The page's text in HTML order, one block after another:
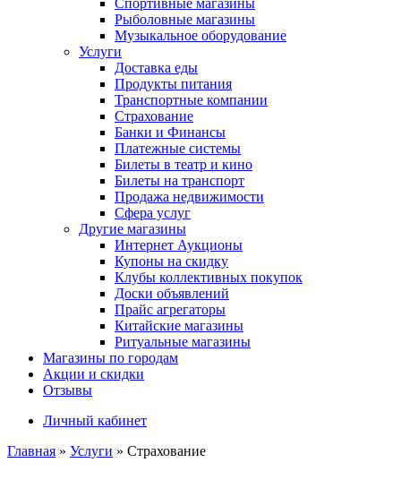
Спортивные магазины
Рыболовные магазины
Музыкальное оборудование
Услуги
Доставка еды
Продукты питания
Транспортные компании
Страхование
Банки и Финансы
Платежные системы
Билеты в театр и кино
Билеты на транспорт
Продажа недвижимости
Сфера услуг
Другие магазины
Интернет Аукционы
Купоны на скидку
Клубы коллективных покупок
Доски объявлений
Прайс агрегаторы
Китайские магазины
Ритуальные магазины
Магазины по городам
Акции и скидки
Отзывы
Личный кабинет
Главная » Услуги » Страхование